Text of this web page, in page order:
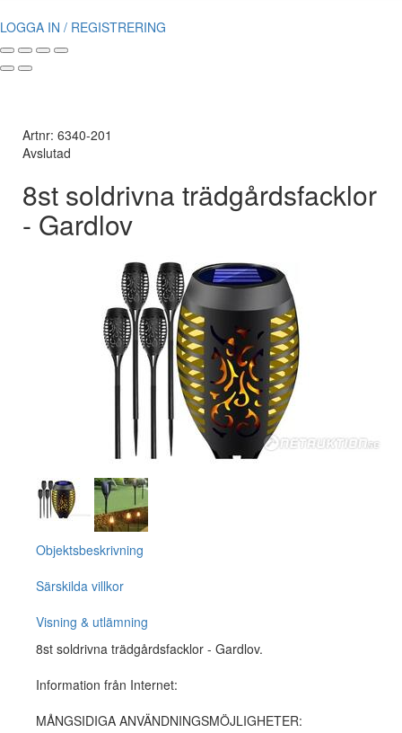
LOGGA IN / REGISTRERING
Artnr: 6340-201
Avslutad
8st soldrivna trädgårdsfacklor
- Gardlov
Objektsbeskrivning
Särskilda villkor
Visning & utlämning
8st soldrivna trädgårdsfacklor - Gardlov.
Information från Internet:
MÅNGSIDIGA ANVÄNDNINGSMÖJLIGHETER: